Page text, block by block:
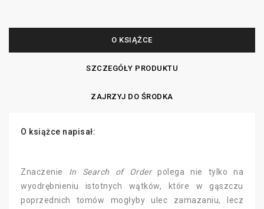
O KSIĄŻCE
SZCZEGÓŁY PRODUKTU
ZAJRZYJ DO ŚRODKA
O książce napisał:
Znaczenie In Search of Orderpolega nie tylko na
wyodrębnieniu istotnych wątków, które w gąszczu
poprzednich tomów mogłyby ulec zamazaniu, lecz